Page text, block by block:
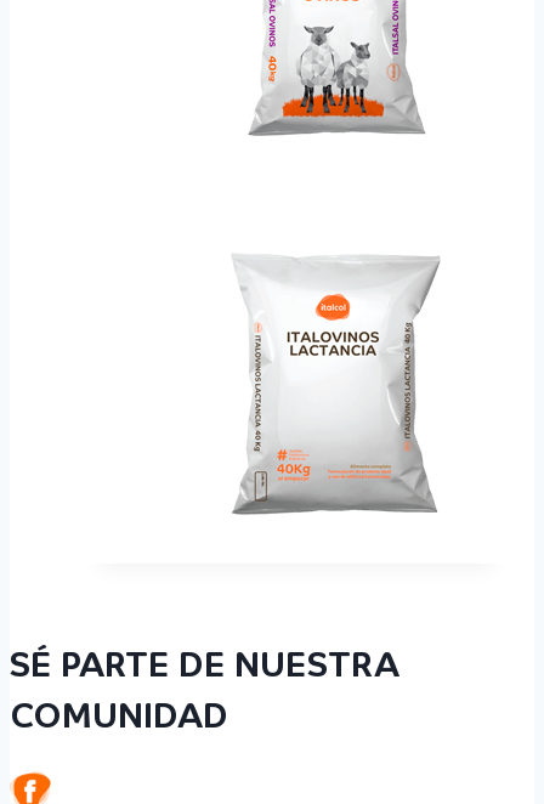
SÉ PARTE DE NUESTRA
COMUNIDAD